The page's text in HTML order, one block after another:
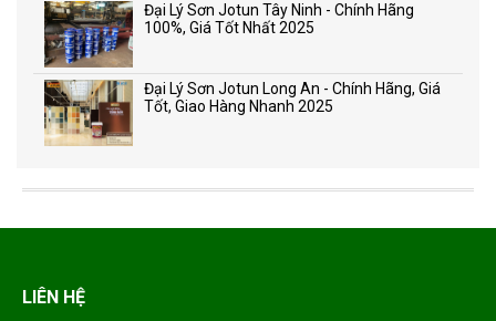
Đại Lý Sơn Jotun Tây Ninh - Chính Hãng
100%, Giá Tốt Nhất 2025
Đại Lý Sơn Jotun Long An - Chính Hãng, Giá
Tốt, Giao Hàng Nhanh 2025
LIÊN HỆ